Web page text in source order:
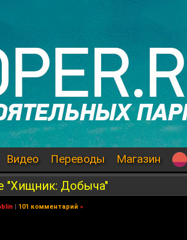
Видео Переводы Магазин
"Хищник: Добыча"
| 101 комментарий »